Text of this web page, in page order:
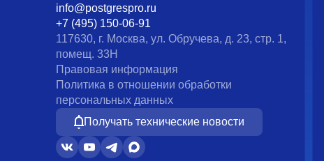
info@postgrespro.ru
+7 (495) 150-06-91
117630, г. Москва, ул. Обручева, д. 23, стр. 1,
помещ. 33Н
Правовая информация
Политика в отношении обработки
персональных данных
Получать технические новости